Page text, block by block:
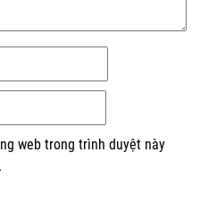
web trong trình duyệt này